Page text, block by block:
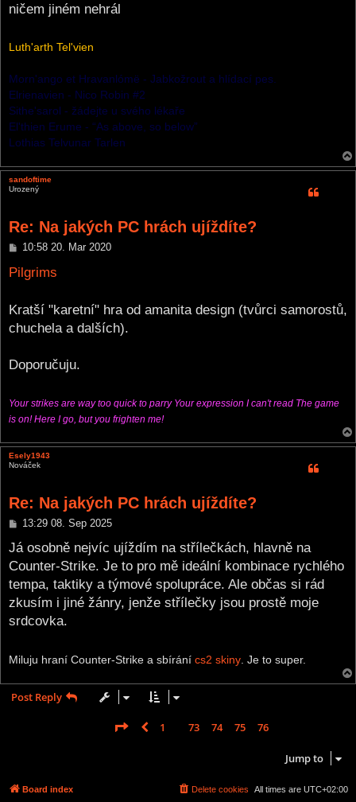
ničem jiném nehrál
Luth'arth Tel'vien
Morn'ango et Hravanlómë - Jabkožrout a hlídací pes.
Elrienavien - Nico Robin #2
Sithe'sarol - žádejte u svého lékaře
El'thien Erume - “As above, so below”
Lothias Telvunar Tarlen
sandoftime
Urozený
Re: Na jakých PC hrách ujíždíte?
P
s
10:58 20. Mar 2020
Pilgrims
Kratší "karetní" hra od amanita design (tvůrci samorostů,
chuchela a dalších).
Doporučuju.
Your strikes are way too quick to parry Your expression I can't read The game
is on! Here I go, but you frighten me!
Esely1943
Nováček
Re: Na jakých PC hrách ujíždíte?
P
s
13:29 08. Sep 2025
Já osobně nejvíc ujíždím na střílečkách, hlavně na
Counter-Strike. Je to pro mě ideální kombinace rychlého
tempa, taktiky a týmové spolupráce. Ale občas si rád
zkusím i jiné žánry, jenže střílečky jsou prostě moje
srdcovka.
Miluju hraní Counter-Strike a sbírání cs2 skiny . Je to super.
Post Reply
Page 77 77
Previous
1 73 74 75 76
Jump to
Board index All times are UTC+02:00
Delete cookies